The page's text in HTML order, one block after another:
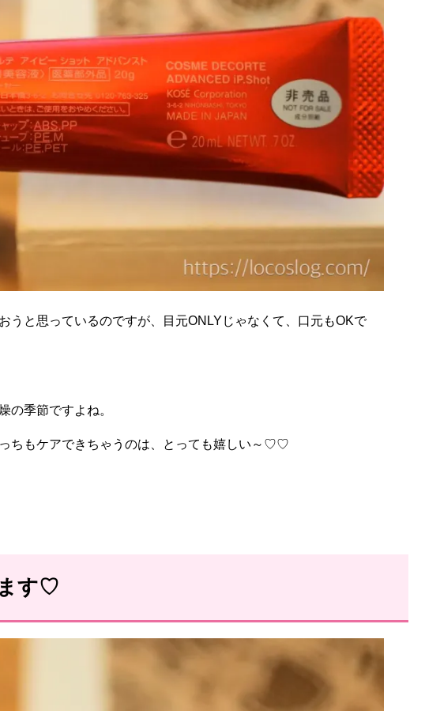
うと思っているのですが、目元ONLYじゃなくて、口元もOKで
の季節ですよね。
ちもケアできちゃうのは、とっても嬉しい～♡♡
す♡